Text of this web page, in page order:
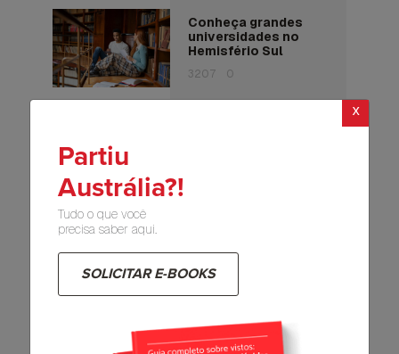
Conheça grandes
universidades no
Hemisfério Sul
3207 0
Curso vocacional
as vantagens?
6100
x
Partiu
Austrália?!
Tudo o que você
precisa saber aqui.
SOLICITAR E-BOOKS